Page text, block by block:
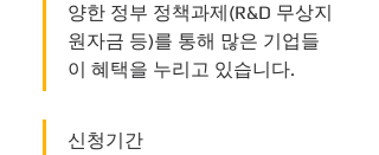
양한 정부 정책과제(R&D 무상지
원자금 등)를 통해 많은 기업들
이 혜택을 누리고 있습니다.
신청기간